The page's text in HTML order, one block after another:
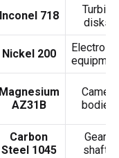
​Inconel 718
Turbine
disks
Nickel 200
Magnesium
AZ31B
Camera
bodies
Carbon
Steel 1045
Gears,
shafts